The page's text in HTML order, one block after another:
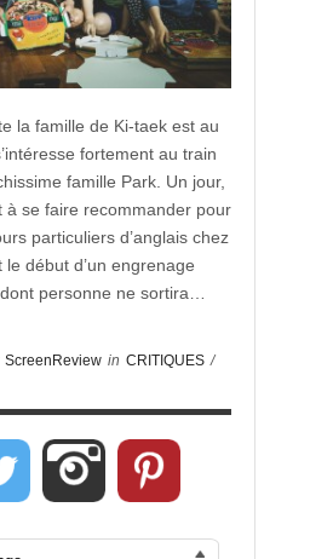
la famille de Ki-taek est au
fortement au train
famille Park. Un jour,
à se faire recommander pour
particuliers d’anglais chez
le début d’un engrenage
personne ne sortira…
ScreenReview in CRITIQUES /